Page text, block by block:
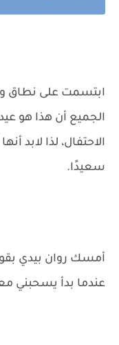
ابتسمت على نطاق
الجميع أن هذا هو
الاحتفال، لذا لابد
سعيدًا.
أمسك روان بيدي
عندما بدأ يسحبني